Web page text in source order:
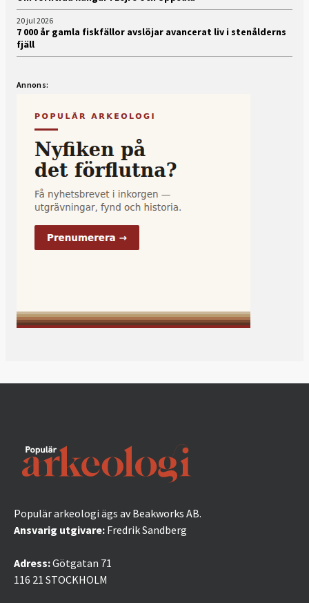
20 jul 2026
7 000 år gamla fiskfällor avslöjar avancerat liv i stenålderns
fjäll
Annons:
Populär arkeologi ägs av Beakworks AB.
Ansvarig utgivare: Fredrik Sandberg
Adress:Götgatan 71
116 21 STOCKHOLM